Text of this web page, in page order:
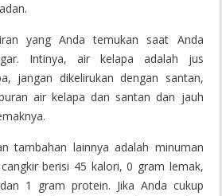
yang Anda temukan saat Anda
Intinya, air kelapa adalah jus
jangan dikelirukan dengan santan,
air kelapa dan santan dan jauh
tambahan lainnya adalah minuman
berisi 45 kalori, 0 gram lemak,
1 gram protein. Jika Anda cukup